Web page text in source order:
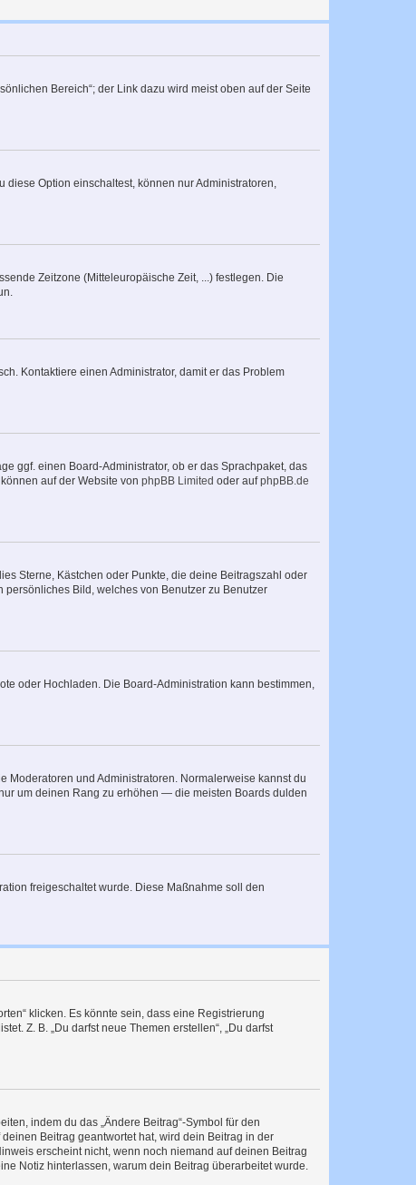
Bereich“; der Link dazu wird meist oben auf der Seite
diese Option einschaltest, können nur Administratoren,
Zeitzone (Mitteleuropäische Zeit, ...) festlegen. Die
Kontaktiere einen Administrator, damit er das Problem
ggf. einen Board-Administrator, ob er das Sprachpaket, das
auf der Website von phpBB Limited oder aufphpBB.de
Sterne, Kästchen oder Punkte, die deine Beitragszahl oder
Bild, welches von Benutzer zu Benutzer
oder Hochladen. Die Board-Administration kann bestimmen,
Moderatoren und Administratoren. Normalerweise kannst du
um deinen Rang zu erhöhen — die meisten Boards dulden
freigeschaltet wurde. Diese Maßnahme soll den
klicken. Es könnte sein, dass eine Registrierung
Z. B. „Du darfst neue Themen erstellen“, „Du darfst
indem du das „Ändere Beitrag“-Symbol für den
Beitrag geantwortet hat, wird dein Beitrag in der
erscheint nicht, wenn noch niemand auf deinen Beitrag
Notiz hinterlassen, warum dein Beitrag überarbeitet wurde.